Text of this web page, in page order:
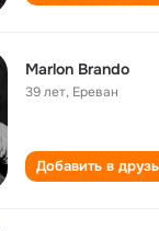
Marlon Brando
39 лет, Ереван
Добавить в